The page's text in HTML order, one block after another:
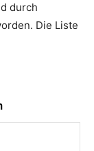
durch
Die Liste